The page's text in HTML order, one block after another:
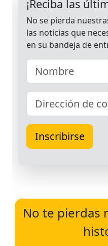
No te pierdas